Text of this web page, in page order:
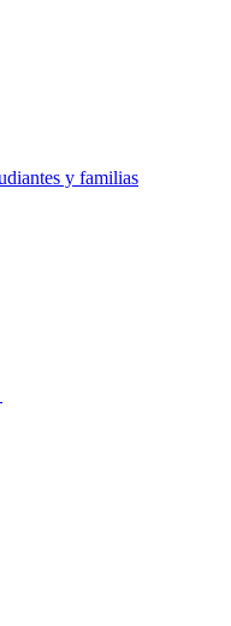
y familias